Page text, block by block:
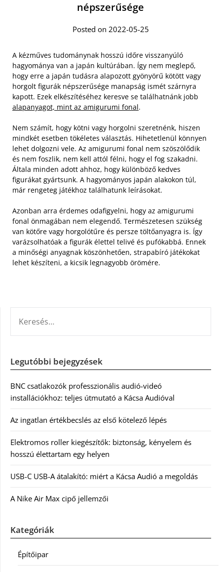
népszerűsége
Posted on 2022-05-25
A kézműves tudománynak hosszú időre visszanyúló
hagyománya van a japán kultúrában. Így nem meglepő,
hogy erre a japán tudásra alapozott gyönyörű kötött vagy
horgolt figurák népszerűsége manapság ismét szárnyra
kapott. Ezek elkészítéséhez keresve se találhatnánk jobb
alapanyagot, mint az amigurumi fonal.
Nem számít, hogy kötni vagy horgolni szeretnénk, hiszen
mindkét esetben tökéletes választás. Hihetetlenül könnyen
lehet dolgozni vele. Az amigurumi fonal nem szöszölődik
és nem foszlik, nem kell attól félni, hogy el fog szakadni.
Általa minden adott ahhoz, hogy különböző kedves
figurákat gyártsunk. A hagyományos japán alakokon túl,
már rengeteg játékhoz találhatunk leírásokat.
Azonban arra érdemes odafigyelni, hogy az amigurumi
fonal önmagában nem elegendő. Természetesen szükség
van kötőre vagy horgolótűre és persze töltőanyagra is. Így
varázsolhatóak a figurák élettel telivé és pufókabbá. Ennek
a minőségi anyagnak köszönhetően, strapabíró játékokat
lehet készíteni, a kicsik legnagyobb örömére.
Legutóbbi bejegyzések
BNC csatlakozók professzionális audió-videó
installációkhoz: teljes útmutató a Kácsa Audióval
Az ingatlan értékbecslés az első kötelező lépés
Elektromos roller kiegészítők: biztonság, kényelem és
hosszú élettartam egy helyen
USB-C USB-A átalakító: miért a Kácsa Audió a megoldás
A Nike Air Max cipő jellemzői
Kategóriák
Építőipar